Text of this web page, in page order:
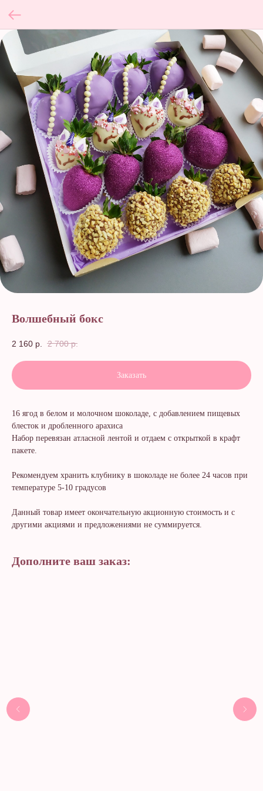
Волшебный бокс
2 160 р. 2 700 р.
Заказать
16 ягод в белом и молочном шоколаде, с добавлением пищевых
блесток и дробленного арахиса
Набор перевязан атласной лентой и отдаем с открыткой в крафт
пакете.
Рекомендуем хранить клубнику в шоколаде не более 24 часов при
температуре 5-10 градусов
Данный товар имеет окончательную акционную стоимость и с
другими акциями и предложениями не суммируется.
Дополните ваш заказ: